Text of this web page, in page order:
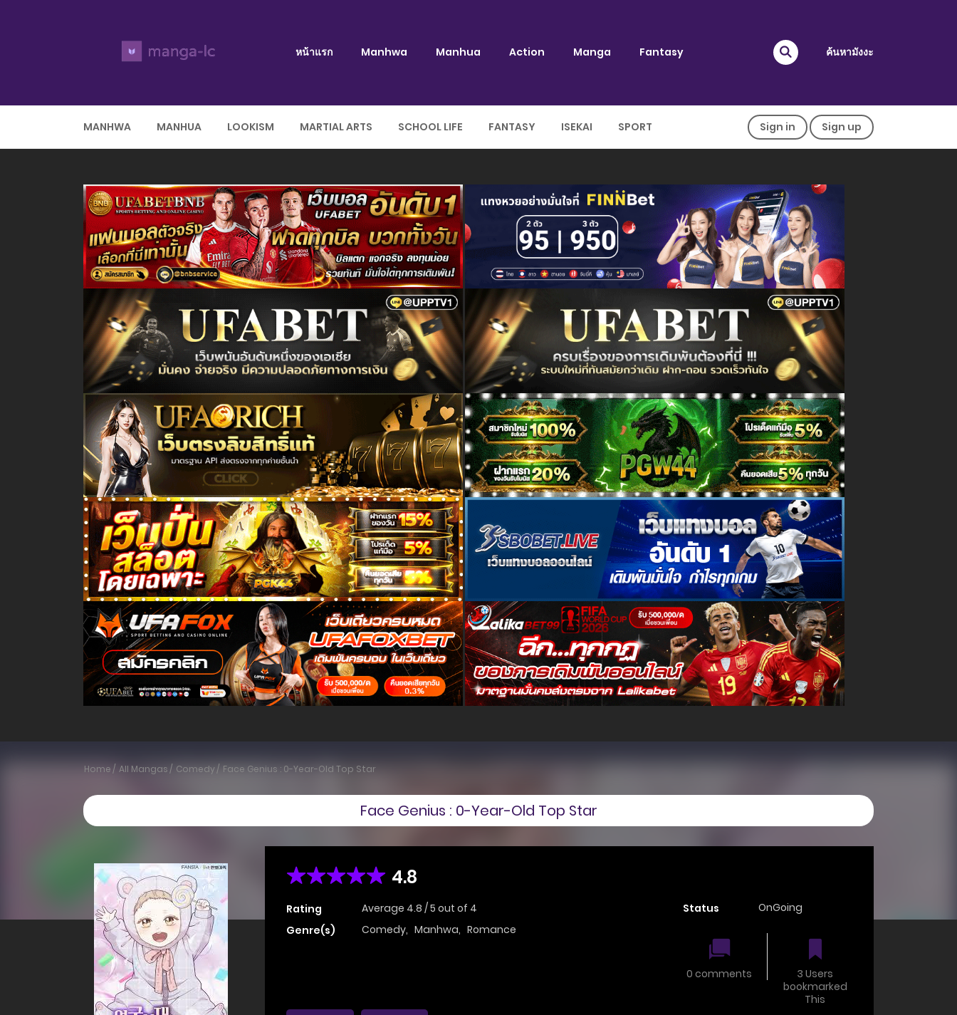
หน้าแรก Manhwa Manhua Action Manga Fantasy ค้นหามังงะ
MANHWA MANHUA LOOKISM MARTIAL ARTS SCHOOL LIFE FANTASY ISEKAI SPORT Sign in Sign up
Home All Mangas Comedy Face Genius : 0-Year-Old Top Star
Face Genius : 0-Year-Old Top Star
4.8
Rating Average 4.8 /5 out of 4
Genre(s)
Comedy, Manhwa, Romance
Status OnGoing
0 comments
3 Users
bookmarked
This